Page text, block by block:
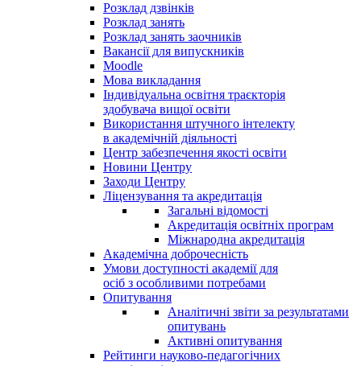
Розклад дзвінків
Розклад занять
Розклад занять заочників
Вакансії для випускників
Moodle
Мова викладання
Індивідуальна освітня траєкторія
здобувача вищої освіти
Використання штучного інтелекту
в академічній діяльності
Центр забезпечення якості освіти
Новини Центру
Заходи Центру
Ліцензування та акредитація
Загальні відомості
Акредитація освітніх програм
Міжнародна акредитація
Академічна доброчесність
Умови доступності академії для
осіб з особливими потребами
Опитування
Аналітичні звіти за результатами
опитувань
Активні опитування
Рейтинги науково-педагогічних